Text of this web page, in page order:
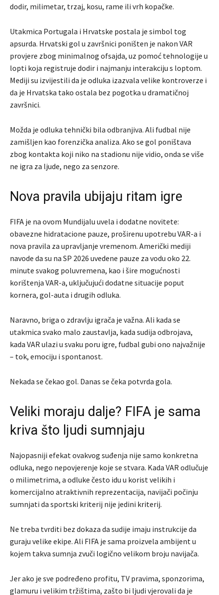
dodir, milimetar, trzaj, kosu, rame ili vrh kopačke.
Utakmica Portugala i Hrvatske postala je simbol tog
apsurda. Hrvatski gol u završnici poništen je nakon VAR
provjere zbog minimalnog ofsajda, uz pomoć tehnologije u
lopti koja registruje dodir i najmanju interakciju s loptom.
Mediji su izvijestili da je odluka izazvala velike kontroverze i
da je Hrvatska tako ostala bez pogotka u dramatičnoj
završnici.
Možda je odluka tehnički bila odbranjiva. Ali fudbal nije
zamišljen kao forenzička analiza. Ako se gol poništava
zbog kontakta koji niko na stadionu nije vidio, onda se više
ne igra za ljude, nego za senzore.
Nova pravila ubijaju ritam igre
FIFA je na ovom Mundijalu uvela i dodatne novitete:
obavezne hidratacione pauze, proširenu upotrebu VAR-a i
nova pravila za upravljanje vremenom. Američki mediji
navode da su na SP 2026 uvedene pauze za vodu oko 22.
minute svakog poluvremena, kao i šire mogućnosti
korištenja VAR-a, uključujući dodatne situacije poput
kornera, gol-auta i drugih odluka.
Naravno, briga o zdravlju igrača je važna. Ali kada se
utakmica svako malo zaustavlja, kada sudija odbrojava,
kada VAR ulazi u svaku poru igre, fudbal gubi ono najvažnije
– tok, emociju i spontanost.
Nekada se čekao gol. Danas se čeka potvrda gola.
Veliki moraju dalje? FIFA je sama
kriva što ljudi sumnjaju
Najopasniji efekat ovakvog suđenja nije samo konkretna
odluka, nego nepovjerenje koje se stvara. Kada VAR odlučuje
o milimetrima, a odluke često idu u korist velikih i
komercijalno atraktivnih reprezentacija, navijači počinju
sumnjati da sportski kriterij nije jedini kriterij.
Ne treba tvrditi bez dokaza da sudije imaju instrukcije da
guraju velike ekipe. Ali FIFA je sama proizvela ambijent u
kojem takva sumnja zvuči logično velikom broju navijača.
Jer ako je sve podređeno profitu, TV pravima, sponzorima,
glamuru i velikim tržištima, zašto bi ljudi vjerovali da je